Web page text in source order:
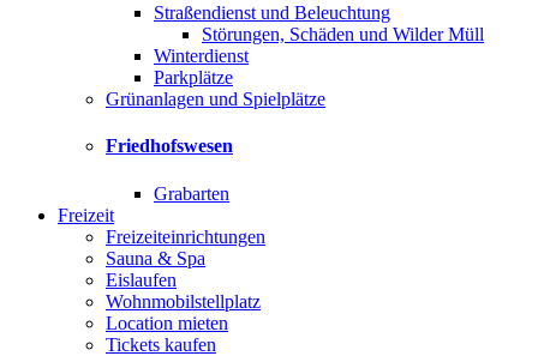
Straßendienst und Beleuchtung
Störungen, Schäden und Wilder Müll
Winterdienst
Parkplätze
Grünanlagen und Spielplätze
Friedhofswesen
Grabarten
Freizeit
Freizeiteinrichtungen
Sauna & Spa
Eislaufen
Wohnmobilstellplatz
Location mieten
Tickets kaufen